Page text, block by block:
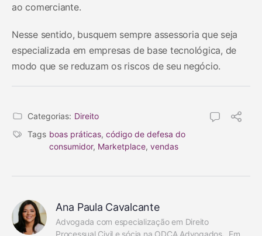
ao comerciante.
Nesse sentido, busquem sempre assessoria que seja
especializada em empresas de base tecnológica, de
modo que se reduzam os riscos de seu negócio.
Categorias: Direito
Tags boas práticas, código de defesa do
consumidor, Marketplace, vendas
Ana Paula Cavalcante
Advogada com especialização em Direito
Processual Civil e sócia na ODCA Advogados.  Em